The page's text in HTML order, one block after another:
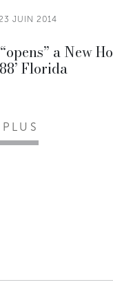
JUIN 2014
a New
Florida